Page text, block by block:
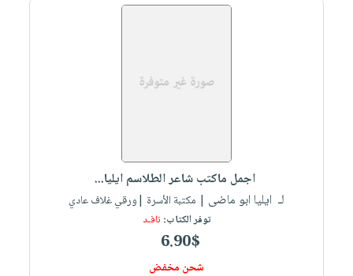
اجمل ماكتب شاعر الطلاسم ايليا...
لـ ايليا ابو ماضى | مكتبة الأسرة |ورقي غلاف عادي
توفر الكتاب: نافـد
6.90$
شحن مخفض